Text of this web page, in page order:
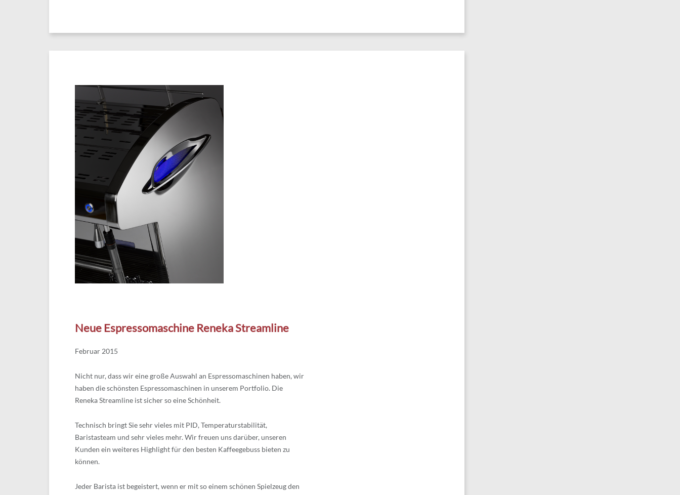
Neue Espressomaschine Reneka Streamline
Februar 2015
Nicht nur, dass wir eine große Auswahl an Espressomaschinen haben, wir
haben die schönsten Espressomaschinen in unserem Portfolio. Die
Reneka Streamline ist sicher so eine Schönheit.
Technisch bringt Sie sehr vieles mit PID, Temperaturstabilität,
Baristasteam und sehr vieles mehr. Wir freuen uns darüber, unseren
Kunden ein weiteres Highlight für den besten Kaffeegebuss bieten zu
können.
Jeder Barista ist begeistert, wenn er mit so einem schönen Spielzeug den